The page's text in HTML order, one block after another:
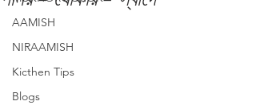
AAMISH
NIRAAMISH
Kicthen Tips
Blogs